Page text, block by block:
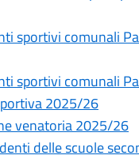
sportivi comunali
sportivi comunali
2025/26
venatoria 2025/26
delle scuole